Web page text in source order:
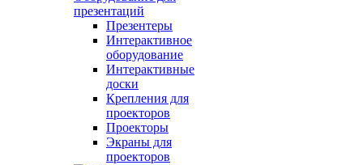
презентаций
Презентеры
Интерактивное
оборудование
Интерактивные
доски
Крепления для
проекторов
Проекторы
Экраны для
проекторов